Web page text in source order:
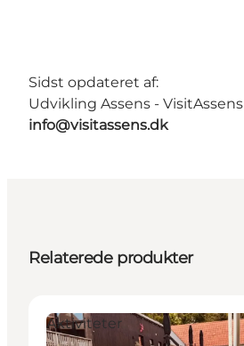
Sidst opdateret af:
Udvikling Assens - VisitAssens
info@visitassens.dk
Relaterede produkter
Aktiviteter